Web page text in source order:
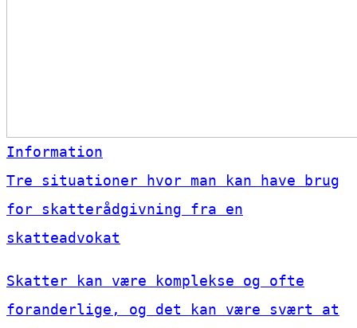
Information
Tre situationer hvor man kan have brug
for skatterådgivning fra en
skatteadvokat
Skatter kan være komplekse og ofte
foranderlige, og det kan være svært at